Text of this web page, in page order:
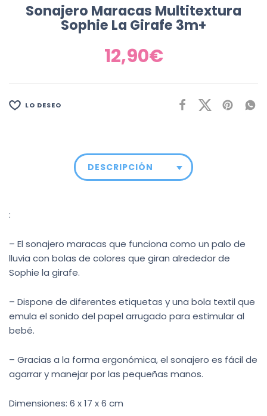
Sonajero Maracas Multitextura
Sophie La Girafe 3m+
12,90€
LO DESEO
DESCRIPCIÓN
:
– El sonajero maracas que funciona como un palo de
lluvia con bolas de colores que giran alrededor de
Sophie la girafe.
– Dispone de diferentes etiquetas y una bola textil que
emula el sonido del papel arrugado para estimular al
bebé.
– Gracias a la forma ergonómica, el sonajero es fácil de
agarrar y manejar por las pequeñas manos.
Dimensiones: 6 x 17 x 6 cm